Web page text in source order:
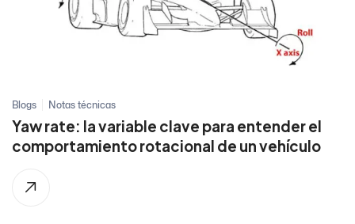
Blogs Notas técnicas
Yaw rate: la variable clave para entender el
comportamiento rotacional de un vehículo